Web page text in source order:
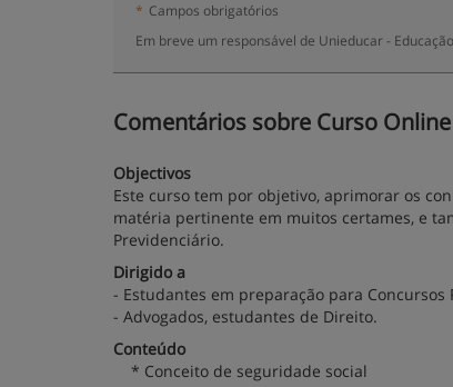
* Campos obrigatórios
Em breve um responsável de Unieducar -
Comentários sobre Curso
Objectivos
Este curso tem por objetivo, aprimorar os
matéria pertinente em muitos certames, e
Previdenciário.
Dirigido a
- Estudantes em preparação para Concursos
- Advogados, estudantes de Direito.
Conteúdo
* Conceito de seguridade social